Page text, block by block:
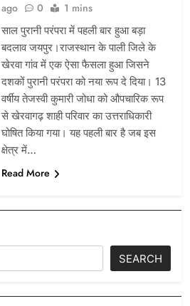
ago
0 1 mins
साल पुरानी परंपरा में पहली बार हुआ बड़ा
बदलाव जयपुर।राजस्थान के पाली जिले के
खेरवा गांव में एक ऐसा फैसला हुआ जिसने
दशकों पुरानी परंपरा को नया रूप दे दिया। 13
वर्षीय तेजस्वी कुमारी जोधा को औपचारिक रूप
से खेरवागढ़ शाही परिवार का उत्तराधिकारी
घोषित किया गया। यह पहली बार है जब इस
क्षेत्र में…
Read More
SEARCH